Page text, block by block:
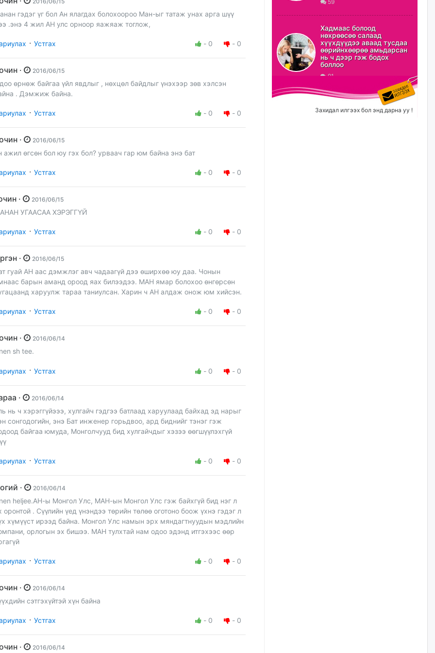
гэдэг үг бол Ан ялагдах болохоороо Ман-ыг татаж унах арга шүү
.энэ 4 жил АН улс орноор яажяаж тоглож,
· Устгах - 0 - 0
Зочин · 2016/06/15
өрнөж байгаа үйл явдлыг , нөхцөл байдлыг үнэхээр зөв хэлсэн
. Дэмжиж байна.
· Устгах - 0 - 0
Зочин · 2016/06/15
ажил өгсөн бол юу гэх бол? урваач гар юм байна энэ бат
· Устгах - 0 - 0
зочин · 2016/06/15
УГААСАА ХЭРЭГГҮЙ
· Устгах - 0 - 0
Иргэн · 2016/06/15
гуай АН аас дэмжлэг авч чадаагүй дээ өширхөө юу даа. Чонын
барын аманд ороод яах билээдээ. МАН ямар болохоо өнгөрсөн
харуулж тараа таниулсан. Харин ч АН алдаж онож юм хийсэн.
· Устгах - 0 - 0
Зочин · 2016/06/14
sh tee.
· Устгах - 0 - 0
сараа · 2016/06/14
нь ч хэрэггүйэээ, хулгайч гэдгээ батлаад харуулаад байхад эд нарыг
сонгодогийн, энэ Бат инженер горьдвоо, ард биднийг тэнэг гэж
байгаа юмуда, Монголчууд бид хулгайчдыг хэзээ өөгшүүлэхгүй
· Устгах - 0 - 0
Оогий · 2016/06/14
heljee.АН-ы Монгол Улс, МАН-ын Монгол Улс гэж байхгүй бид нэг л
оронтой . Сүүлийн үед үнэндээ төрийн төлөө оготоно боож үхнэ гэдэг л
хүмүүст ирээд байна. Монгол Улс намын эрх мяндагтнуудын мэдлийн
орлогын эх бишээ. МАН тулхтай нам одоо эдэнд итгэхээс өөр
· Устгах - 0 - 0
Зочин · 2016/06/14
сэтгэхүйтэй хүн байна
· Устгах - 0 - 0
Зочин · 2016/06/14
ХЗДХ-ын сайд С.Амарсайхан:
Авлигаар авсан хөрөнгийг
хурааж, нийгмийн сайн
сайхны хөгжилд зориулах
бөгөөд үүнийг хэд хэдэн эрх
бүхий байгууллагаас санал авна
өчигдѳр
Шатахууныг олдож байгаа
газраас нь л авч байна. Үнэ
тарифаас илүү хангамж дээр
анхаарч байна
59
Хадмаас болоод
нөхрөөсөө салаад
хүүхдүүдээ аваад тусдаа
өөрийнхөөрөө амьдарсан
нь ч дээр гэж бодох
боллоо
91
Захидал илгээх бол энд дарна уу !